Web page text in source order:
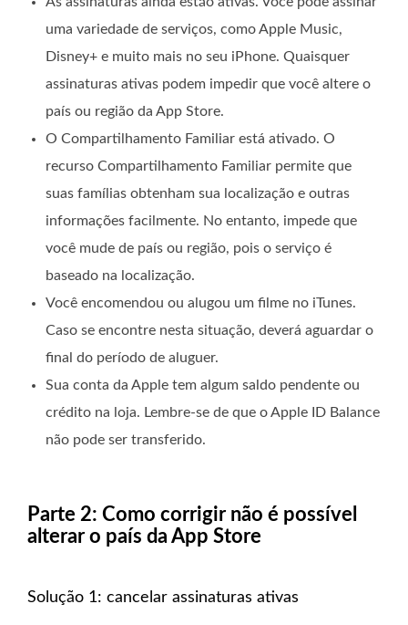
uma variedade de serviços, como Apple Music,
Disney+ e muito mais no seu iPhone. Quaisquer
assinaturas ativas podem impedir que você altere o
país ou região da App Store.
O Compartilhamento Familiar está ativado. O
recurso Compartilhamento Familiar permite que
suas famílias obtenham sua localização e outras
informações facilmente. No entanto, impede que
você mude de país ou região, pois o serviço é
baseado na localização.
Você encomendou ou alugou um filme no iTunes.
Caso se encontre nesta situação, deverá aguardar o
final do período de aluguer.
Sua conta da Apple tem algum saldo pendente ou
crédito na loja. Lembre-se de que o Apple ID Balance
não pode ser transferido.
Parte 2: Como corrigir não é possível
alterar o país da App Store
Solução 1: cancelar assinaturas ativas